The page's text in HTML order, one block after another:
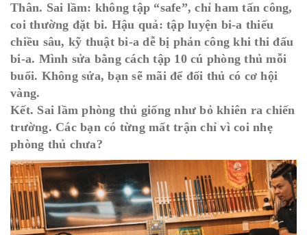
Thân. Sai lầm: không tập “safe”, chỉ ham tấn công,
coi thường đặt bi. Hậu quả: tập luyện bi-a thiếu
chiều sâu, kỹ thuật bi-a dễ bị phản công khi thi đấu
bi-a. Mình sửa bằng cách tập 10 cú phòng thủ mỗi
buổi. Không sửa, bạn sẽ mãi để đối thủ có cơ hội
vàng.
Kết. Sai lầm phòng thủ giống như bỏ khiên ra chiến
trường. Các bạn có từng mất trận chỉ vì coi nhẹ
phòng thủ chưa?